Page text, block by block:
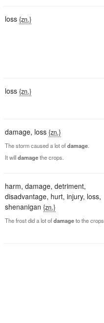
loss {zn.}
loss {zn.}
damage, loss {zn.}
The storm caused a lot ofdamage
It willdamagethe crops.
harm, damage, detriment,
disadvantage, hurt, injury, loss,
shenanigan {zn.}
The frost did a lot ofdamageto the crops.